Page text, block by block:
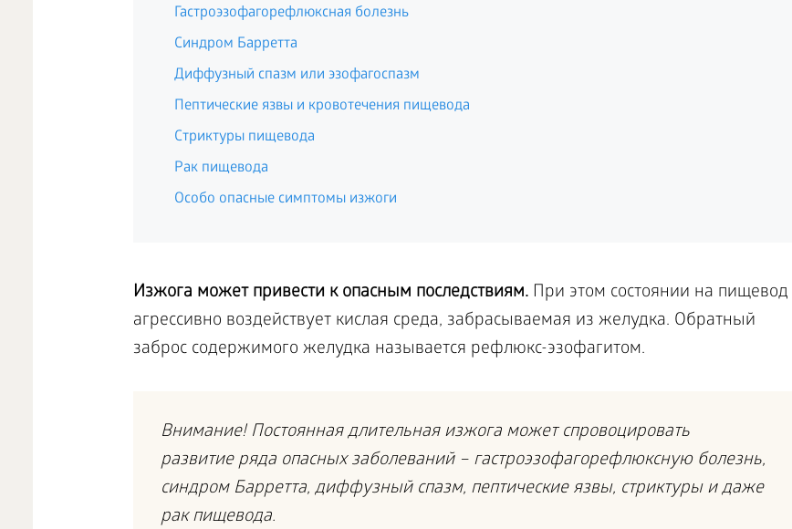
Гастроэзофагорефлюксная болезнь
Синдром Барретта
Диффузный спазм или эзофагоспазм
Пептические язвы и кровотечения пищевода
Стриктуры пищевода
Рак пищевода
Особо опасные симптомы изжоги
Изжога может привести к опасным последствиям. При этом состоянии на пищевод
агрессивно воздействует кислая среда, забрасываемая из желудка. Обратный
заброс содержимого желудка называется рефлюкс-эзофагитом.
Внимание! Постоянная длительная изжога может спровоцировать
развитие ряда опасных заболеваний – гастроэзофагорефлюксную болезнь,
синдром Барретта, диффузный спазм, пептические язвы, стриктуры и даже
рак пищевода.